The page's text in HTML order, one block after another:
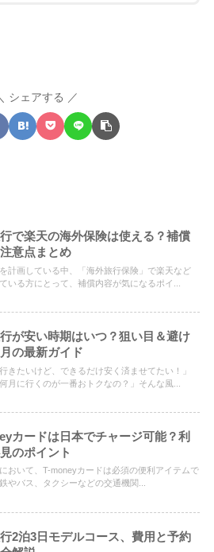
シェアする
で楽天の海外保険は使える？補償
意点まとめ
計画している中、「海外旅行保険」で楽天など
いる方にとって、補償内容が気になるポイ...
が安い時期はいつ？狙い目＆避け
の最新ガイド
行きたいけど、できるだけ安く済ませてたい！」
何月に行くのが一番おトクなの？」そんな風...
カードは日本でチャージ可能？利
のポイント
おいて、T-moneyカードは必須の便利アイテムで
やバス、タクシーなどの交通機関...
2泊3日モデルコース、費用と予約